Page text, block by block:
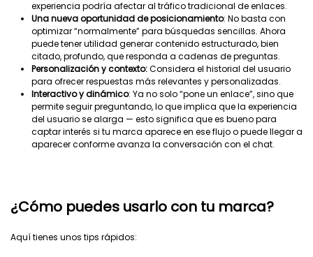
experiencia podría afectar al tráfico tradicional de enlaces.
Una nueva oportunidad de posicionamiento: No basta con
optimizar “normalmente” para búsquedas sencillas. Ahora
puede tener utilidad generar contenido estructurado, bien
citado, profundo, que responda a cadenas de preguntas.
Personalización y contexto:Considera el historial del usuario
para ofrecer respuestas más relevantes y personalizadas.
Interactivo y dinámico: Ya no solo “pone un enlace”, sino que
permite seguir preguntando, lo que implica que la experiencia
del usuario se alarga — esto significa que es bueno para
captar interés si tu marca aparece en ese flujo o puede llegar a
aparecer conforme avanza la conversación con el chat.
¿Cómo puedes usarlo con tu marca?
Aquí tienes unos tips rápidos: